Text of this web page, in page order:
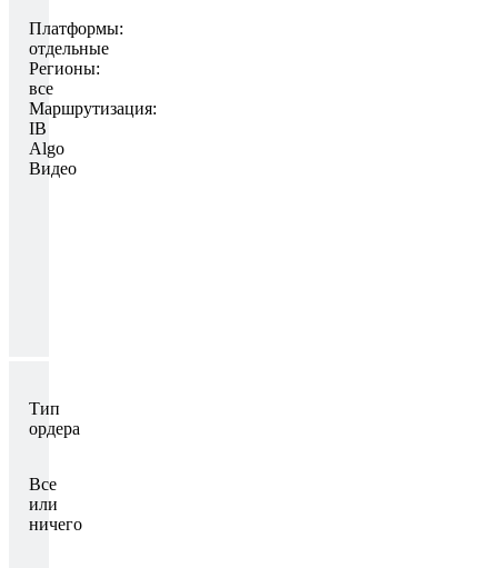
Платформы:
отдельные
Регионы:
все
Маршрутизация:
IB
Algo
Видео
Тип
ордера
Все
или
ничего